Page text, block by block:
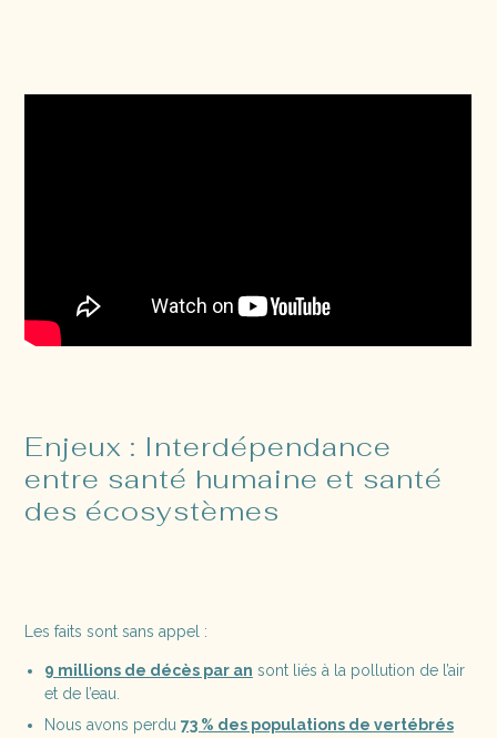
Enjeux : Interdépendance
entre santé humaine et santé
des écosystèmes
Les faits sont sans appel :
9 millions de décès par an sont liés à la pollution de l’air
et de l’eau.
Nous avons perdu 73 % des populations de vertébrés